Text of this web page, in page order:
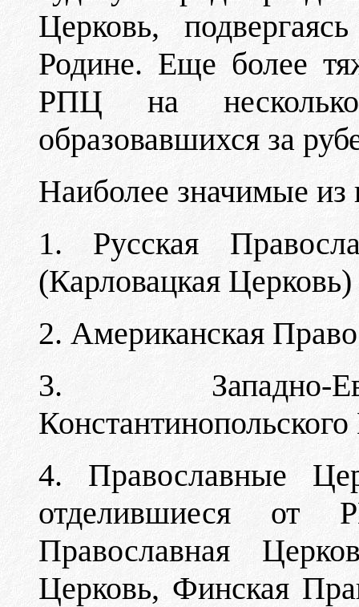
Церковь,
Родине. Еще более
РПЦ на
образовавшихся за
Наиболее значимые из
1. Русская
(Карловацкая Церковь)
2. Американская
3. Западно-
4. Православные
отделившиеся от
Православная
Церковь, Финская